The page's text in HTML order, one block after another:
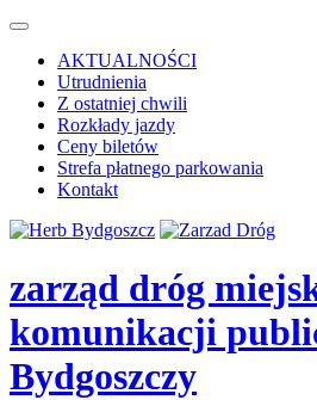
AKTUALNOŚCI
Utrudnienia
Z ostatniej chwili
Rozkłady jazdy
Ceny biletów
Strefa płatnego parkowania
Kontakt
zarząd dróg
komunikacji
Bydgoszczy